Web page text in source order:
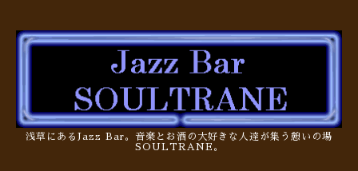
浅草にあるJazz Bar。音楽とお酒の大好きな人達が集う憩いの場
SOULTRANE。